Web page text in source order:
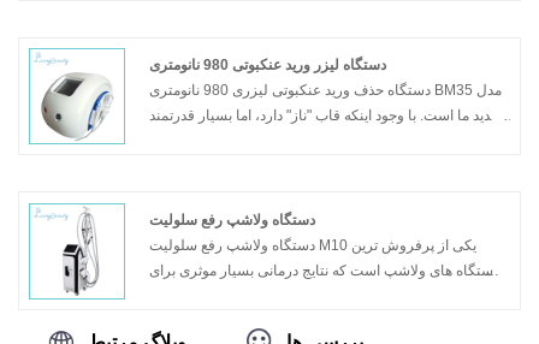
آن کمتر از 2000 تومان است.
دستگاه لیزر ورید عنکبوتی 980 نانومتری
دستگاه حذف ورید عنکبوتی لیزری 980 نانومتری BM35 مدل
جدید ما است. با وجود اینکه قاب "ناز" دارد، اما بسیار قدرتمند
مدل: BM35
دستگاه ولاشپ رفع سلولیت
دستگاه ولاشپ رفع سلولیت M10 یکی از پرفروش ترین
دستگاه های ولاشپ است که نتایج درمانی بسیار موثری برای